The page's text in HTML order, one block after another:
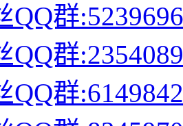
QQ群
QQ群
QQ群